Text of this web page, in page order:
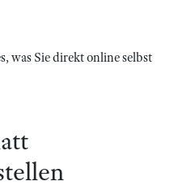
was Sie direkt online selbst